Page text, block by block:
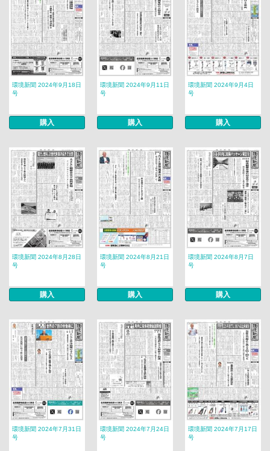
環境新聞 2024年9月18日
号
購入
環境新聞 2024年9月11日
号
購入
環境新聞 2024年9月4日
号
購入
環境新聞 2024年8月28日
号
購入
環境新聞 2024年8月21日
号
購入
環境新聞 2024年8月7日
号
購入
環境新聞 2024年7月31日
号
環境新聞 2024年7月24日
号
環境新聞 2024年7月17日
号